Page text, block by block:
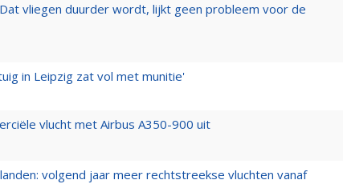
vliegen duurder wordt, lijkt geen probleem voor de
in Leipzig zat vol met munitie'
vlucht met Airbus A350-900 uit
volgend jaar meer rechtstreekse vluchten vanaf